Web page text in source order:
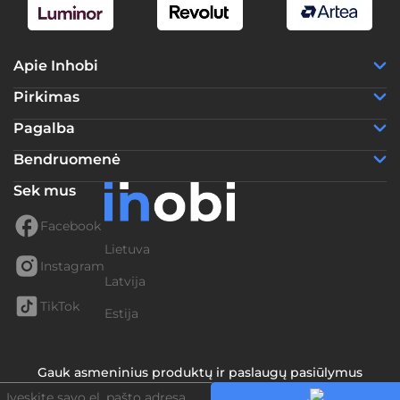
Apie Inhobi
Pirkimas
Pagalba
Bendruomenė
Sek mus
Facebook
Instagram
TikTok
Lietuva
Latvija
Estija
Gauk asmeninius produktų ir paslaugų pasiūlymus